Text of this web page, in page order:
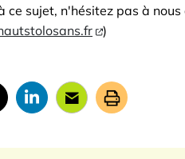
ce sujet, n'hésitez pas à
)